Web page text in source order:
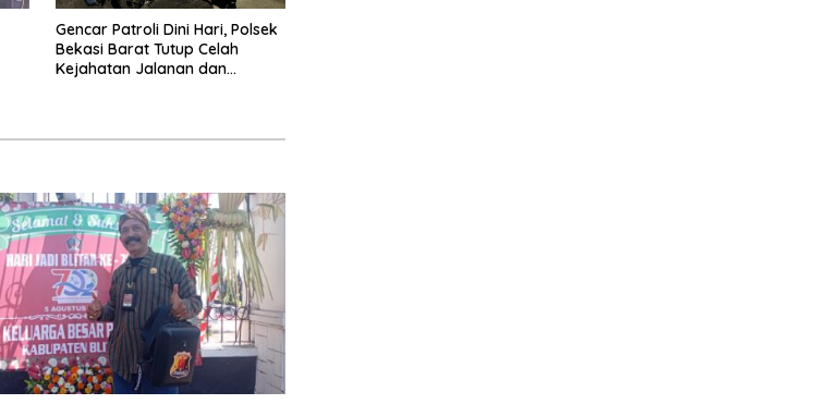
Gencar Patroli Dini Hari, Polsek
Bekasi Barat Tutup Celah
Kejahatan Jalanan dan